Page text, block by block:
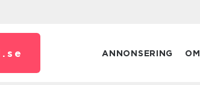
se ANNONSERING